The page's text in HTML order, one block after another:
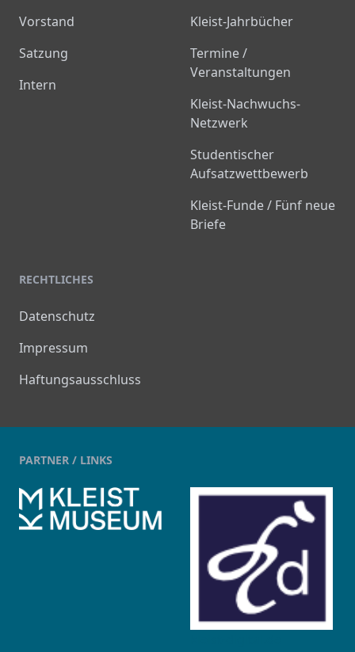
Vorstand
Satzung
Intern
Kleist-Jahrbücher
Termine /
Veranstaltungen
Kleist-Nachwuchs-
Netzwerk
Studentischer
Aufsatzwettbewerb
Kleist-Funde / Fünf neue
Briefe
RECHTLICHES
Datenschutz
Impressum
Haftungsausschluss
PARTNER / LINKS